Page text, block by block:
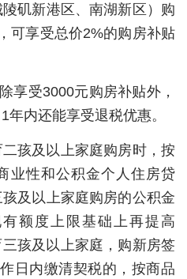
矶新港区、南湖新区）购
可享受总价2%的购房补贴
享受3000元购房补贴外，
年内还能享受退税优惠。
孩及以上家庭购房时，按
业性和公积金个人住房贷
及以上家庭购房的公积金
额度上限基础上再提高
孩及以上家庭，购新房签
日内缴清契税的，按商品